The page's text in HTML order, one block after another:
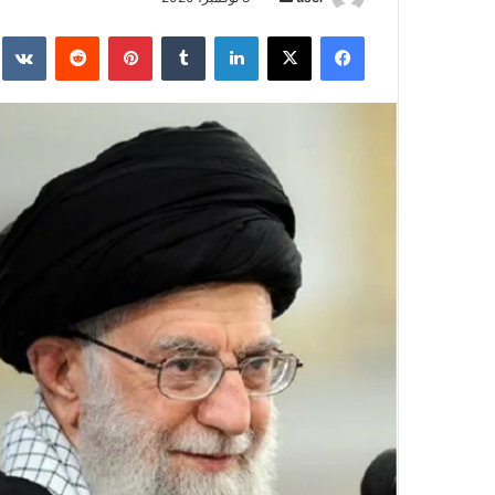
فيسبوك ‫X لينكدإن بينتيريست